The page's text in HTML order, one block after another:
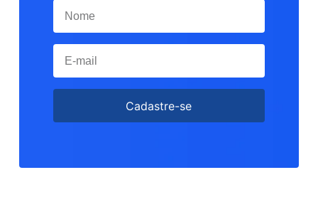
Cadastre-se